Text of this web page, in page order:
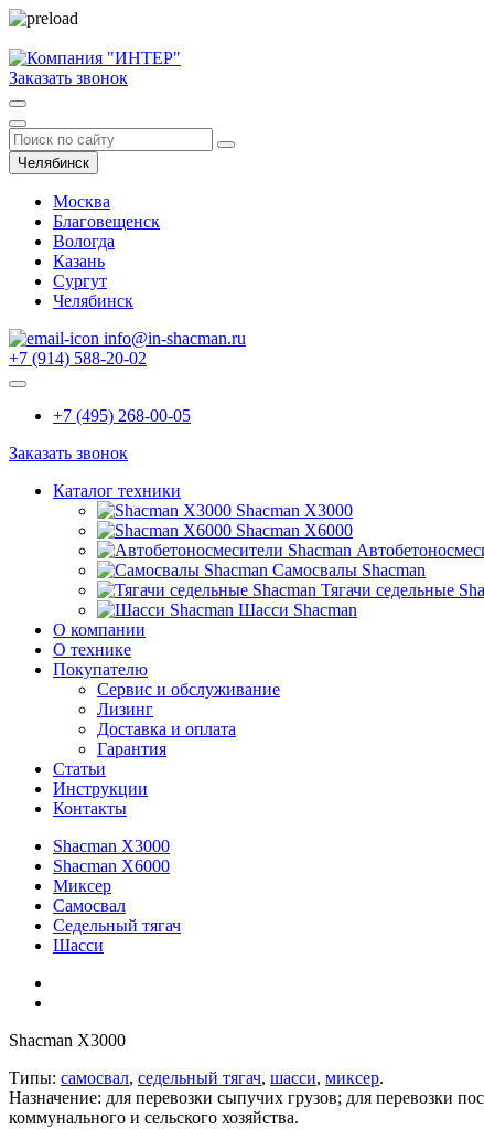
Заказать звонок
Челябинск
Москва
Благовещенск
Вологда
Казань
Сургут
Челябинск
info@in-shacman.ru
+7 (914) 588-20-02
+7 (495) 268-00-05
Заказать звонок
Каталог техники
Shacman X3000
Shacman X6000
Самосвалы Shacman
Тягачи седельные
Шасси Shacman
О компании
О технике
Покупателю
Сервис и обслуживание
Лизинг
Доставка и оплата
Гарантия
Статьи
Инструкции
Контакты
Shacman X3000
Shacman X6000
Миксер
Самосвал
Седельный тягач
Шасси
Shacman X3000
Типы: самосвал, седельный тягач, шасси, миксер.
Назначение: для перевозки сыпучих грузов; для перевозки
коммунального и сельского хозяйства.